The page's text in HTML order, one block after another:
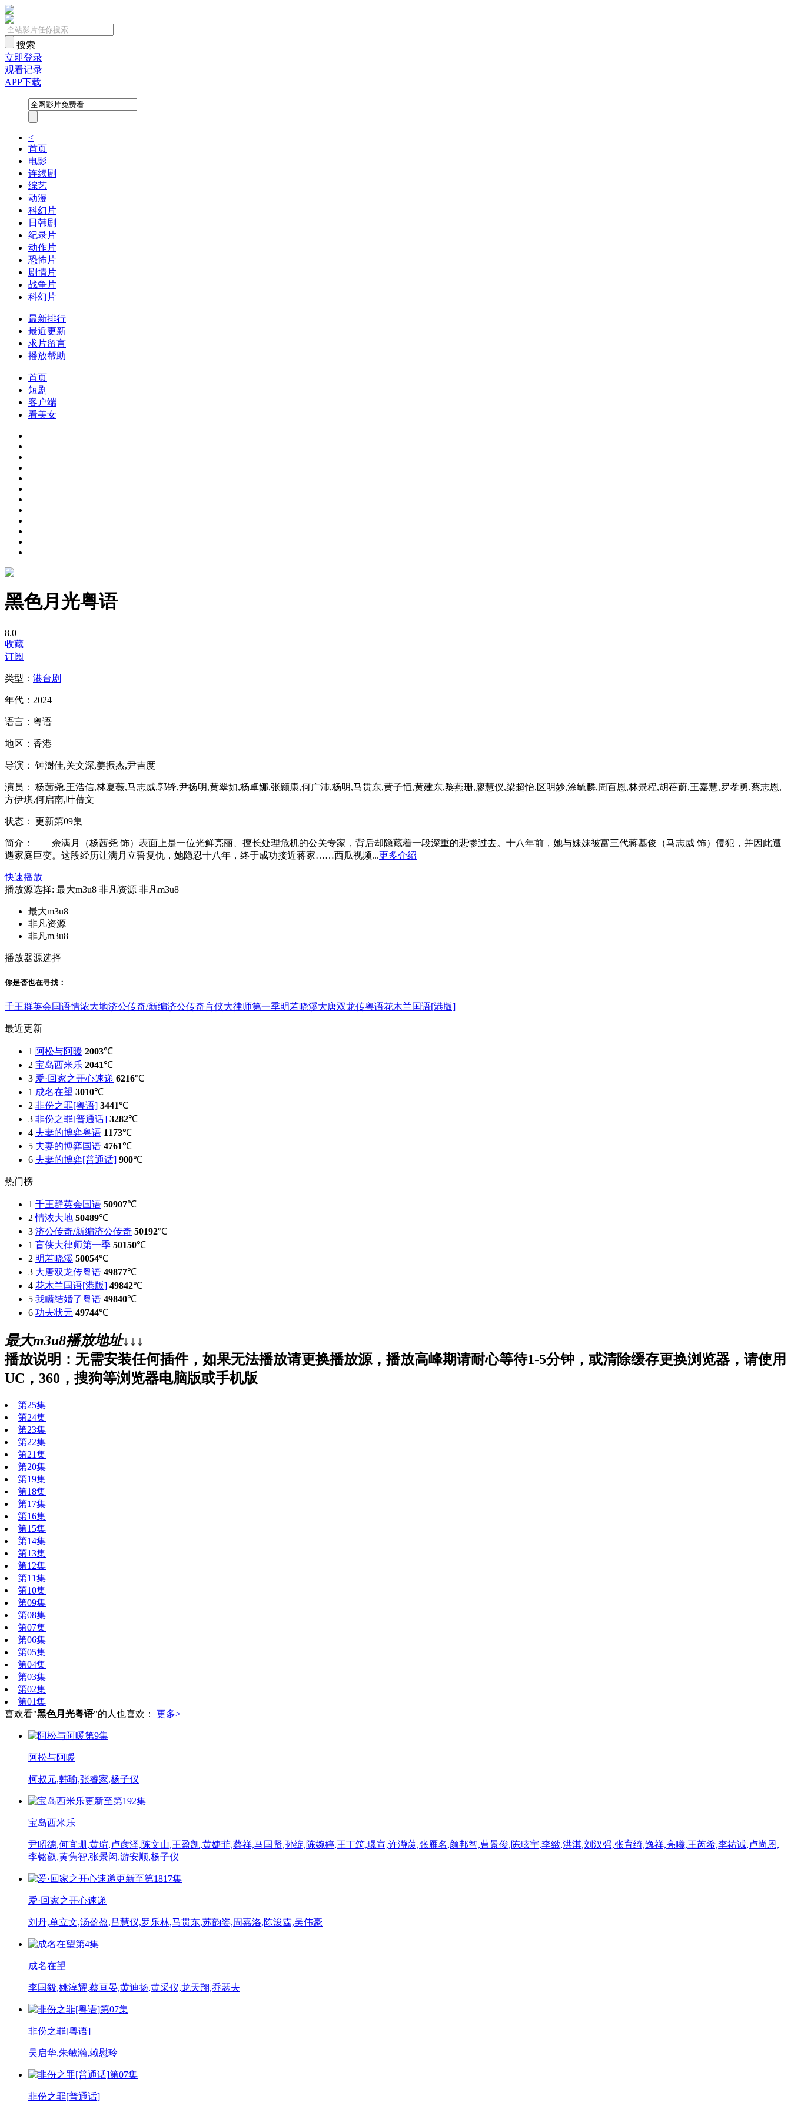
搜索
立即登录
观看记录
APP下载
<
首页
电影
连续剧
综艺
动漫
科幻片
日韩剧
纪录片
动作片
恐怖片
剧情片
战争片
科幻片
最新排行
最近更新
求片留言
播放帮助
首页
短剧
客户端
看美女
黑色月光粤语
8.0
收藏
订阅
类型： 港台剧
年代： 2024
语言： 粤语
地区： 香港
导演： 钟澍佳,关文深,姜振杰,尹吉度
演员：
杨茜尧,王浩信,林夏薇,马志威,郭锋,尹扬明,黄翠如,杨卓娜,张颕康,何广沛,杨明,马贯东,黄子恒,黄建东,黎燕珊,廖慧仪,梁超怡,区明妙,涂毓麟,周百恩,林景程,胡蓓蔚,王嘉慧,罗孝勇,蔡志恩,
方伊琪,何启南,叶蒨文
状态： 更新第09集
简介：
余满月（杨茜尧 饰）表面上是一位光鲜亮丽、擅长处理危机的公关专家，背后却隐藏着一段深重的悲惨过去。十八年前，她与妹妹被富三代蒋基俊（马志威 饰）侵犯，并因此遭
遇家庭巨变。这段经历让满月立誓复仇，她隐忍十八年，终于成功接近蒋家……西瓜视频...更多介绍
快速播放
播放源选择: 最大m3u8 非凡资源 非凡m3u8
最大m3u8
非凡资源
非凡m3u8
播放器源选择
你是否也在寻找 ：
千王群英会国语情浓大地济公传奇/新编济公传奇盲侠大律师第一季明若晓溪大唐双龙传粤语花木兰国语[港版]
最近更新
1 阿松与阿暖 2003℃
2 宝岛西米乐 2041℃
3 爱·回家之开心速递 6216℃
1 成名在望 3010℃
2 非份之罪[粤语] 3441℃
3 非份之罪[普通话] 3282℃
4 夫妻的博弈粤语 1173℃
5 夫妻的博弈国语 4761℃
6 夫妻的博弈[普通话] 900℃
热门榜
1 千王群英会国语 50907℃
2 情浓大地 50489℃
3 济公传奇/新编济公传奇 50192℃
1 盲侠大律师第一季 50150℃
2 明若晓溪 50054℃
3 大唐双龙传粤语 49877℃
4 花木兰国语[港版] 49842℃
5 我瞒结婚了粤语 49840℃
6 功夫状元 49744℃
最大m3u8播放地址↓↓↓
播放说明：无需安装任何插件，如果无法播放请更换播放源，播放高峰期请耐心等待1-5分钟，或清除缓存更换浏览器，请使用
UC，360，搜狗等浏览器电脑版或手机版
第25集
第24集
第23集
第22集
第21集
第20集
第19集
第18集
第17集
第16集
第15集
第14集
第13集
第12集
第11集
第10集
第09集
第08集
第07集
第06集
第05集
第04集
第03集
第02集
第01集
喜欢看"黑色月光粤语"的人也喜欢： 更多>
第9集
阿松与阿暖
柯叔元,韩瑜,张睿家,杨子仪
更新至第192集
宝岛西米乐
尹昭德,何宜珊,黄瑄,卢彦泽,陈文山,王盈凯,黄婕菲,蔡祥,马国贤,孙绽,陈婉婷,王丁筑,璟宣,许瀞蔆,张雁名,颜邦智,曹景俊,陈玹宇,李緻,洪淇,刘汉强,张育绮,逸祥,亮曦,王芮希,李祐诚,卢尚恩,
李铭叡,黄隽智,张景闳,游安顺,杨子仪
更新至第1817集
爱·回家之开心速递
刘丹,单立文,汤盈盈,吕慧仪,罗乐林,马贯东,苏韵姿,周嘉洛,陈浚霆,吴伟豪
第4集
成名在望
李国毅,姚淳耀,蔡亘晏,黄迪扬,黄采仪,龙天翔,乔瑟夫
第07集
非份之罪[粤语]
吴启华,朱敏瀚,赖慰玲
第07集
非份之罪[普通话]